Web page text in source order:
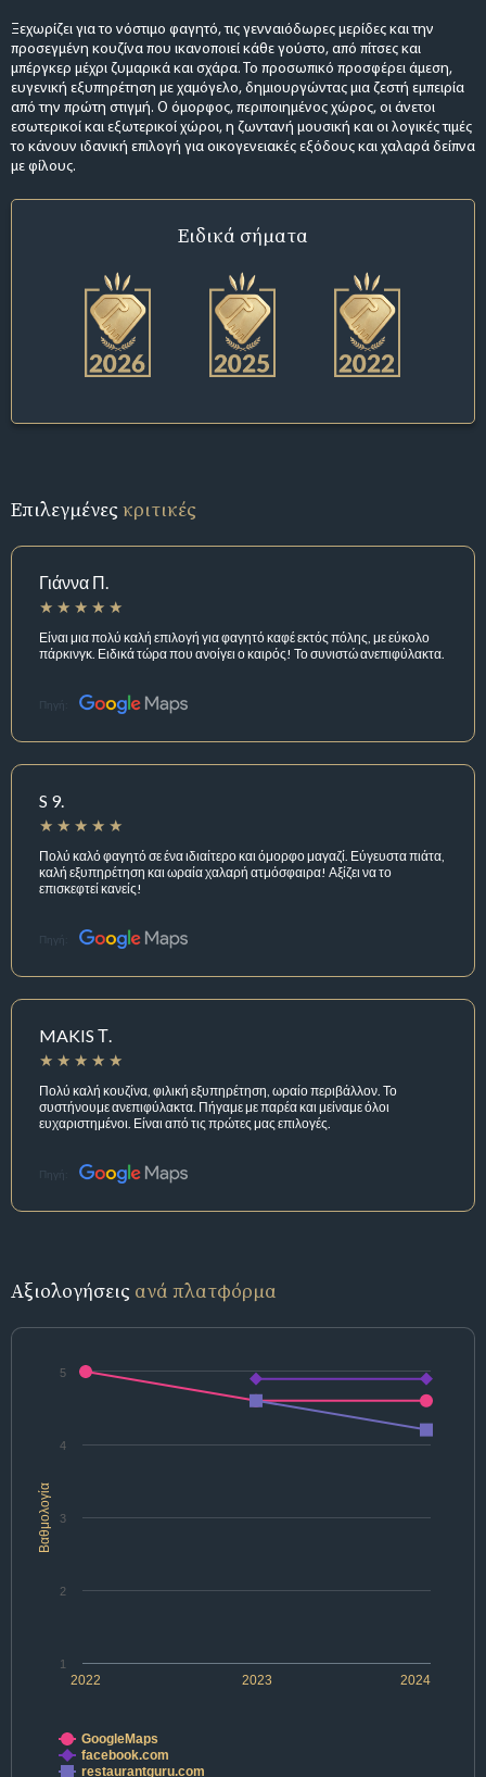
Ξεχωρίζει για το νόστιμο φαγητό, τις γενναιόδωρες μερίδες και την
προσεγμένη κουζίνα που ικανοποιεί κάθε γούστο, από πίτσες και
μπέργκερ μέχρι ζυμαρικά και σχάρα. Το προσωπικό προσφέρει άμεση,
ευγενική εξυπηρέτηση με χαμόγελο, δημιουργώντας μια ζεστή εμπειρία
από την πρώτη στιγμή. Ο όμορφος, περιποιημένος χώρος, οι άνετοι
εσωτερικοί και εξωτερικοί χώροι, η ζωντανή μουσική και οι λογικές τιμές
το κάνουν ιδανική επιλογή για οικογενειακές εξόδους και χαλαρά δείπνα
με φίλους.
Ειδικά σήματα
Επιλεγμένεςκριτικές
Γιάννα Π.
Είναι μια πολύ καλή επιλογή για φαγητό καφέ εκτός πόλης, με εύκολο
πάρκινγκ. Ειδικά τώρα που ανοίγει ο καιρός! Το συνιστώ ανεπιφύλακτα.
Πηγή:
S 9.
Πολύ καλό φαγητό σε ένα ιδιαίτερο και όμορφο μαγαζί. Εύγευστα πιάτα,
καλή εξυπηρέτηση και ωραία χαλαρή ατμόσφαιρα! Αξίζει να το
επισκεφτεί κανείς!
Πηγή:
MAKIS Τ.
Πολύ καλή κουζίνα, φιλική εξυπηρέτηση, ωραίο περιβάλλον. Το
συστήνουμε ανεπιφύλακτα. Πήγαμε με παρέα και μείναμε όλοι
ευχαριστημένοι. Είναι από τις πρώτες μας επιλογές.
Πηγή:
Αξιολογήσεις ανά πλατφόρμα
Βαθμολογία
2022 2023 2024
1
2
3
4
5
GoogleMaps
facebook.com
restaurantguru.com